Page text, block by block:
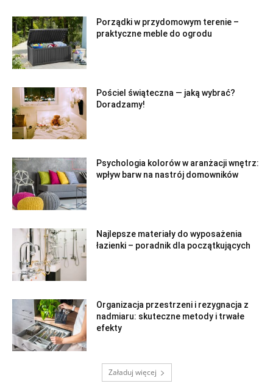
Porządki w przydomowym terenie –
praktyczne meble do ogrodu
Pościel świąteczna — jaką wybrać?
Doradzamy!
Psychologia kolorów w aranżacji wnętrz:
wpływ barw na nastrój domowników
Najlepsze materiały do wyposażenia
łazienki – poradnik dla początkujących
Organizacja przestrzeni i rezygnacja z
nadmiaru: skuteczne metody i trwałe
efekty
Załaduj więcej